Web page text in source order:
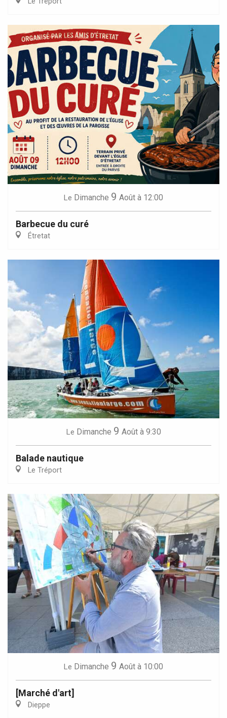
Le Dimanche 9 Août à 12:00
Barbecue du curé
Étretat
Le Dimanche 9 Août à 9:30
Balade nautique
Le Tréport
Le Dimanche 9 Août à 10:00
[Marché d'art]
Dieppe